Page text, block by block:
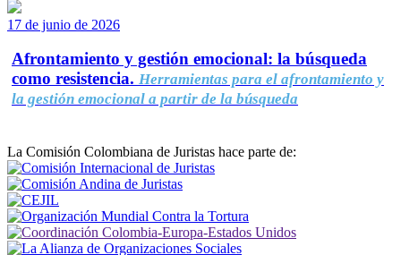
17 de junio de 2026
Afrontamiento y gestión emocional: la búsqueda
como resistencia. Herramientas para el afrontamiento y
la gestión emocional a partir de la búsqueda
La Comisión Colombiana de Juristas hace parte de: